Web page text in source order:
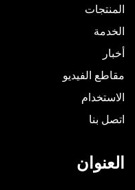
المنتجات
الخدمة
أخبار
مقاطع الفيديو
الاستخدام
اتصل بنا
العنوان